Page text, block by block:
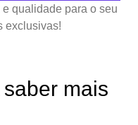
qualidade para o seu
exclusivas!
mais